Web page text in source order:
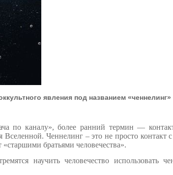
явления под названием «ченнелинг»
по каналу», более ранний термин —
Ченнелинг – это не просто контакт
братьями человечества».
научить человечество использовать